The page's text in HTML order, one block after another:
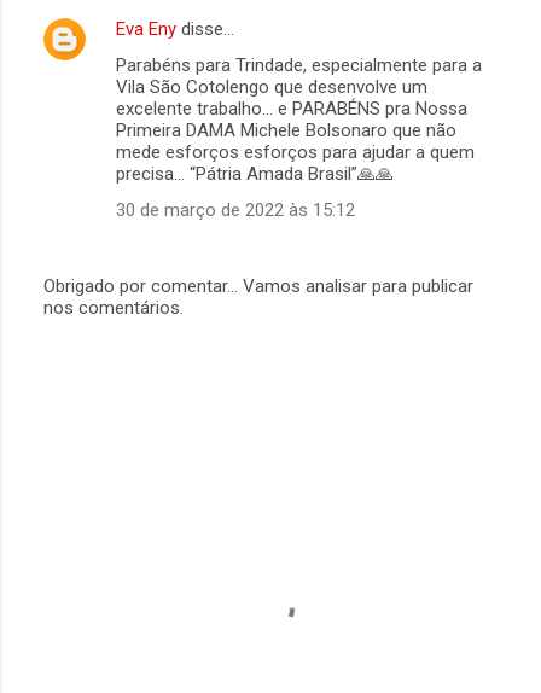
á
Eva Eny disse…
Parabéns para Trindade, especialmente para a
Vila São Cotolengo que desenvolve um
excelente trabalho… e PARABÉNS pra Nossa
Primeira DAMA Michele Bolsonaro que não
mede esforços esforços para ajudar a quem
precisa… “Pátria Amada Brasil”🙏🙏
30 de março de 2022 às 15:12
P
Obrigado por comentar... Vamos analisar para publicar
nos comentários.